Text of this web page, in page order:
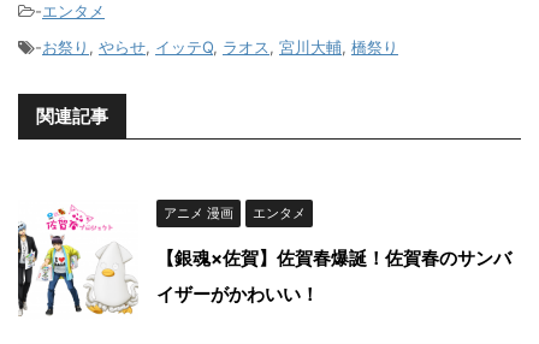
-エンタメ
-お祭り , やらせ, イッテQ, ラオス, 宮川大輔, 橋祭り
関連記事
アニメ 漫画 エンタメ
【銀魂×佐賀】佐賀春爆誕！佐賀春のサンバ
イザーがかわいい！